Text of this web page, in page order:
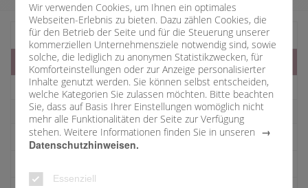
Wir verwenden Cookies, um Ihnen ein optimales
Webseiten-Erlebnis zu bieten. Dazu zählen Cookies, die
für den Betrieb der Seite und für die Steuerung unserer
kommerziellen Unternehmensziele notwendig sind, sowie
solche, die lediglich zu anonymen Statistikzwecken, für
Komforteinstellungen oder zur Anzeige personalisierter
Inhalte genutzt werden. Sie können selbst entscheiden,
welche Kategorien Sie zulassen möchten. Bitte beachten
Sie, dass auf Basis Ihrer Einstellungen womöglich nicht
mehr alle Funktionalitäten der Seite zur Verfügung
stehen. Weitere Informationen finden Sie in unseren
Datenschutzhinweisen.
Essenziell
Übersicht
Kindergärten
Rothenburg St. Johannis
Gebsattel St. Josef
Ministranten